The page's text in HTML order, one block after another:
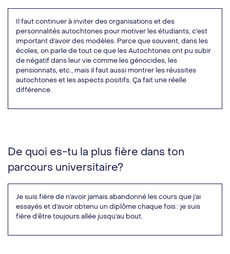
Il faut continuer à inviter des organisations et des
personnalités autochtones pour motiver les étudiants, c’est
important d’avoir des modèles. Parce que souvent, dans les
écoles, on parle de tout ce que les Autochtones ont pu subir
de négatif dans leur vie comme les génocides, les
pensionnats, etc., mais il faut aussi montrer les réussites
autochtones et les aspects positifs. Ça fait une réelle
différence.
De quoi es-tu la plus fière dans ton
parcours universitaire?
Je suis fière de n’avoir jamais abandonné les cours que j’ai
essayés et d’avoir obtenu un diplôme chaque fois : je suis
fière d’être toujours allée jusqu’au bout.